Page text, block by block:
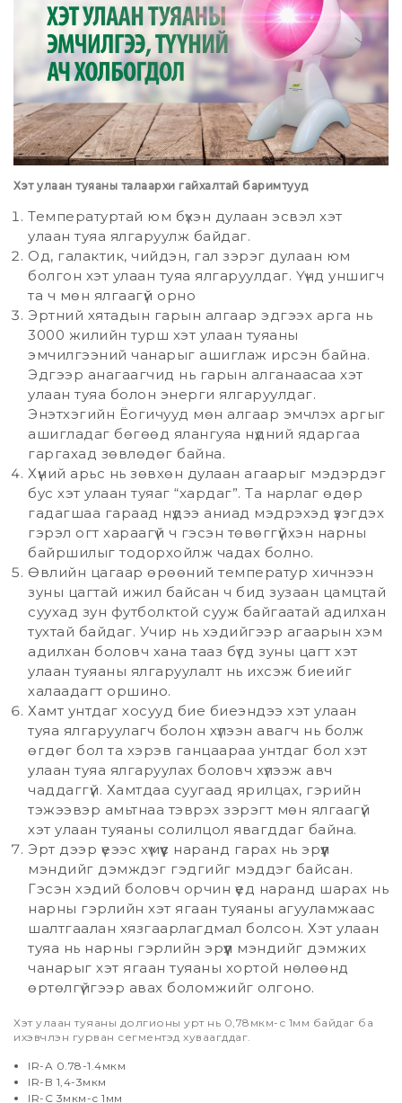
Хэт улаан туяаны талаархи гайхалтай баримтууд
Температуртай юм бүхэн дулаан эсвэл хэт
улаан туяа ялгаруулж байдаг.
Од, галактик, чийдэн, гал зэрэг дулаан юм
болгон хэт улаан туяа ялгаруулдаг. Үүнд уншигч
та ч мөн ялгаагүй орно
Эртний хятадын гарын алгаар эдгээх арга нь
3000 жилийн турш хэт улаан туяаны
эмчилгээний чанарыг ашиглаж ирсэн байна.
Эдгээр анагаагчид нь гарын алганаасаа хэт
улаан туяа болон энерги ялгаруулдаг.
Энэтхэгийн Ёогичууд мөн алгаар эмчлэх аргыг
ашигладаг бөгөөд ялангуяа нүдний ядаргаа
гаргахад зөвлөдөг байна.
Хүний арьс нь зөвхөн дулаан агаарыг мэдэрдэг
бус хэт улаан туяаг “хардаг”. Та нарлаг өдөр
гадагшаа гараад нүдээ аниад мэдрэхэд үзэгдэх
гэрэл огт хараагүй ч гэсэн төвөггүйхэн нарны
байршилыг тодорхойлж чадах болно.
Өвлийн цагаар өрөөний температур хичнээн
зуны цагтай ижил байсан ч бид зузаан цамцтай
суухад зун футболктой сууж байгаатай адилхан
тухтай байдаг. Учир нь хэдийгээр агаарын хэм
адилхан боловч хана тааз бүгд зуны цагт хэт
улаан туяаны ялгаруулалт нь ихсэж биеийг
халаадагт оршино.
Хамт унтдаг хосууд бие биеэндээ хэт улаан
туяа ялгаруулагч болон хүлээн авагч нь болж
өгдөг бол та хэрэв ганцаараа унтдаг бол хэт
улаан туяа ялгаруулах боловч хүлээж авч
чаддаггүй. Хамтдаа суугаад ярилцах, гэрийн
тэжээвэр амьтнаа тэврэх зэрэгт мөн ялгаагүй
хэт улаан туяаны солилцол явагддаг байна.
Эрт дээр үеээс хүмүүс наранд гарах нь эрүүл
мэндийг дэмждэг гэдгийг мэддэг байсан.
Гэсэн хэдий боловч орчин үед наранд шарах нь
нарны гэрлийн хэт ягаан туяаны агууламжаас
шалтгаалан хязгаарлагдмал болсон. Хэт улаан
туяа нь нарны гэрлийн эрүүл мэндийг дэмжих
чанарыг хэт ягаан туяаны хортой нөлөөнд
өртөлгүйгээр авах боломжийг олгоно.
Хэт улаан туяаны долгионы урт нь 0,78мкм-с 1мм байдаг ба
ихэвчлэн гурван сегментэд хуваагддаг.
IR-A 0.78-1.4мкм
IR-B 1,4-3мкм
IR-C 3мкм-с 1мм